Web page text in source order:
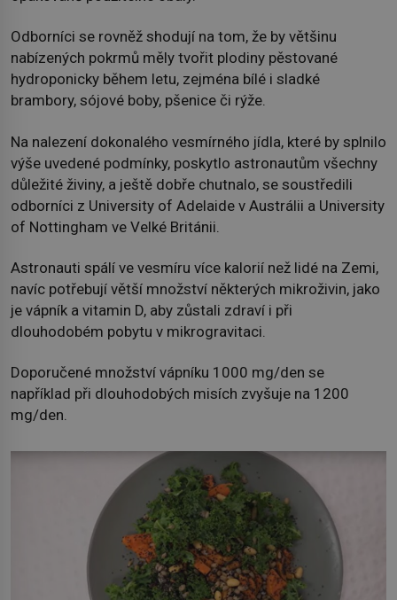
Odborníci se rovněž shodují na tom, že by většinu
nabízených pokrmů měly tvořit plodiny pěstované
hydroponicky během letu, zejména bílé i sladké
brambory, sójové boby, pšenice či rýže.
Na nalezení dokonalého vesmírného jídla, které by splnilo
výše uvedené podmínky, poskytlo astronautům všechny
důležité živiny, a ještě dobře chutnalo, se soustředili
odborníci z University of Adelaide v Austrálii a University
of Nottingham ve Velké Británii.
Astronauti spálí ve vesmíru více kalorií než lidé na Zemi,
navíc potřebují větší množství některých mikroživin, jako
je vápník a vitamin D, aby zůstali zdraví i při
dlouhodobém pobytu v mikrogravitaci.
Doporučené množství vápníku 1000 mg/den se
například při dlouhodobých misích zvyšuje na 1200
mg/den.